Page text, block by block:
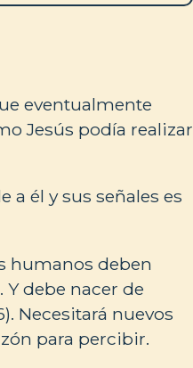
eventualmente
Jesús podía realizar
él y sus señales es
humanos deben
debe nacer de
Necesitará nuevos
para percibir.